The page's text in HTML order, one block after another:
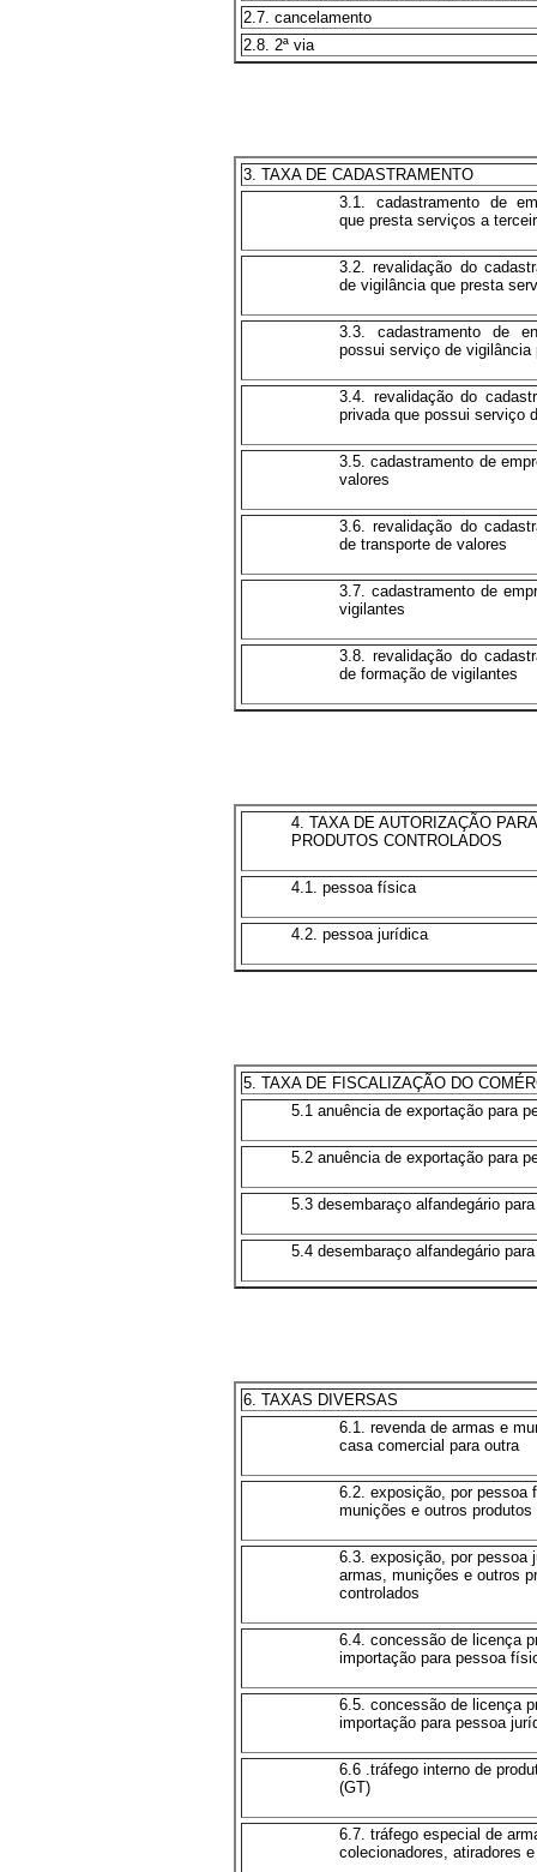
2.7. cancelamento
2.8. 2ª via
3. TAXA DE CADASTRAMENTO
3.1. cadastramento de
que presta serviços a
3.2. revalidação do
de vigilância que presta
3.3. cadastramento de
possui serviço de vigilância
3.4. revalidação do
privada que possui serviço
3.5. cadastramento de
valores
3.6. revalidação do
de transporte de valores
3.7. cadastramento de
vigilantes
3.8. revalidação do
de formação de vigilantes
4. TAXA DE AUTORIZAÇÃO
PRODUTOS CONTROLADOS
4.1. pessoa física
4.2. pessoa jurídica
5. TAXA DE FISCALIZAÇÃO DO
5.1 anuência de exportação para
5.2 anuência de exportação para
5.3 desembaraço alfandegário
5.4 desembaraço alfandegário
6. TAXAS DIVERSAS
6.1. revenda de armas e
casa comercial para outra
6.2. exposição, por pessoa
munições e outros produtos
6.3. exposição, por pessoa
armas, munições e outros
controlados
6.4. concessão de licença
importação para pessoa
6.5. concessão de licença
importação para pessoa
6.6 .tráfego interno de
(GT)
6.7. tráfego especial de
colecionadores, atiradores